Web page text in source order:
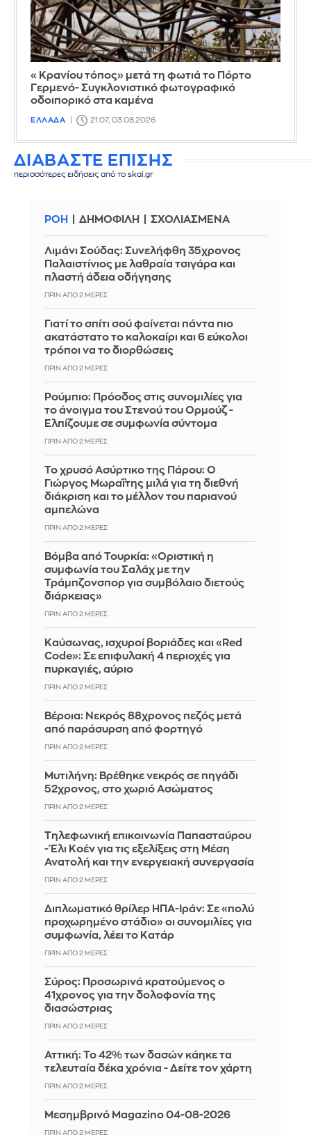
«Κρανίου τόπος» μετά τη φωτιά το Πόρτο
Γερμενό- Συγκλονιστικό φωτογραφικό
οδοιπορικό στα καμένα
ΕΛΛΑΔΑ 21:07, 03.08.2026
ΔΙΑΒΑΣΤΕ ΕΠΙΣΗΣ
περισσότερες ειδήσεις από το skai.gr
ΡΟΗ ΔΗΜΟΦΙΛΗ ΣΧΟΛΙΑΣΜΕΝΑ
Λιμάνι Σούδας: Συνελήφθη 35χρονος
Παλαιστίνιος με λαθραία τσιγάρα και
πλαστή άδεια οδήγησης
ΠΡΙΝ ΑΠΌ 2 ΜΈΡΕΣ
Γιατί το σπίτι σού φαίνεται πάντα πιο
ακατάστατο το καλοκαίρι και 6 εύκολοι
τρόποι να το διορθώσεις
ΠΡΙΝ ΑΠΌ 2 ΜΈΡΕΣ
Ρούμπιο: Πρόοδος στις συνομιλίες για
το άνοιγμα του Στενού του Ορμούζ -
Ελπίζουμε σε συμφωνία σύντομα
ΠΡΙΝ ΑΠΌ 2 ΜΈΡΕΣ
Το χρυσό Ασύρτικο της Πάρου: Ο
Γιώργος Μωραΐτης μιλά για τη διεθνή
διάκριση και το μέλλον του παριανού
αμπελώνα
ΠΡΙΝ ΑΠΌ 2 ΜΈΡΕΣ
Βόμβα από Τουρκία: «Οριστική η
συμφωνία του Σαλάχ με την
Τράμπζονσπορ για συμβόλαιο διετούς
διάρκειας»
ΠΡΙΝ ΑΠΌ 2 ΜΈΡΕΣ
Καύσωνας, ισχυροί βοριάδες και «Red
Code»: Σε επιφυλακή 4 περιοχές για
πυρκαγιές, αύριο
ΠΡΙΝ ΑΠΌ 2 ΜΈΡΕΣ
Βέροια: Νεκρός 88χρονος πεζός μετά
από παράσυρση από φορτηγό
ΠΡΙΝ ΑΠΌ 2 ΜΈΡΕΣ
Μυτιλήνη: Βρέθηκε νεκρός σε πηγάδι
52χρονος, στο χωριό Ασώματος
ΠΡΙΝ ΑΠΌ 2 ΜΈΡΕΣ
Τηλεφωνική επικοινωνία Παπασταύρου
- Έλι Κοέν για τις εξελίξεις στη Μέση
Ανατολή και την ενεργειακή συνεργασία
ΠΡΙΝ ΑΠΌ 2 ΜΈΡΕΣ
Διπλωματικό θρίλερ ΗΠΑ-Ιράν: Σε «πολύ
προχωρημένο στάδιο» οι συνομιλίες για
συμφωνία, λέει το Κατάρ
ΠΡΙΝ ΑΠΌ 2 ΜΈΡΕΣ
Σύρος: Προσωρινά κρατούμενος ο
41χρονος για την δολοφονία της
διασώστριας
ΠΡΙΝ ΑΠΌ 2 ΜΈΡΕΣ
Αττική: Το 42% των δασών κάηκε τα
τελευταία δέκα χρόνια - Δείτε τον χάρτη
ΠΡΙΝ ΑΠΌ 2 ΜΈΡΕΣ
Μεσημβρινό Magazino 04-08-2026
ΠΡΙΝ ΑΠΌ 2 ΜΈΡΕΣ